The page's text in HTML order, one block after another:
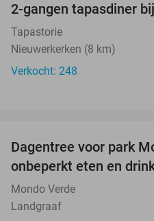
2-gangen tapasdiner
Tapastorie
Nieuwerkerken (8 km)
Verkocht: 248
Dagentree voor park
onbeperkt eten en
Mondo Verde
Landgraaf